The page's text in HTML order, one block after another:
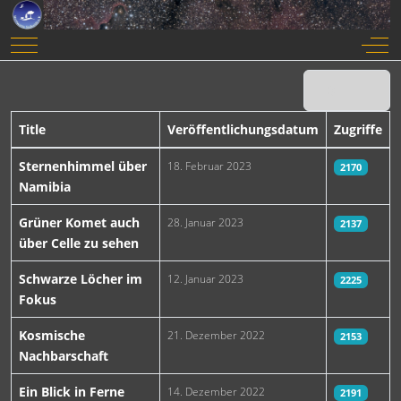
Mobile Menu Toggle Off-
Anzeige #
Title Veröffentlichungsdatum Zugriffe
Sternenhimmel über
Namibia
18. Februar 2023 2170
Grüner Komet auch
über Celle zu sehen
28. Januar 2023 2137
Schwarze Löcher im
Fokus
12. Januar 2023 2225
Kosmische
Nachbarschaft
21. Dezember 2022 2153
Ein Blick in Ferne
14. Dezember 2022 2191